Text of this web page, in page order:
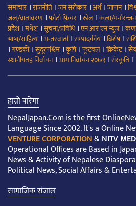
समाचार ।राजनीति ।जन सरोकार ।अर्थ।जापान।
जल/वातावरण ।फोटो फिचर ।खेल ।कला/मनोरन्जन
प्रदेश।मधेश।सूचना/प्रविधि।एन आर एन न्युज।
भाषा/साहित्य ।अन्तरवार्ता।सम्पादकीय ।बिशेष।
।गण्डकी।सुदूरपश्चिम ।कृषि।फूटबल ।क्रिकेट।
स्थानीयतह निर्वाचन।आम निर्वाचन २०७९ ।संस्कृति ।
हाम्रो बारेमा
NepalJapan.Com is the first
Language Since 2002. It's a Online
VENTURE CORPORATION&NITV
Operational Offices are Based in
News & Activity of Nepalese
Political News, Social Affairs &
सामाजिक संजाल